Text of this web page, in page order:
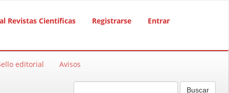
Revistas Científicas Registrarse Entrar
editorial Avisos
Buscar